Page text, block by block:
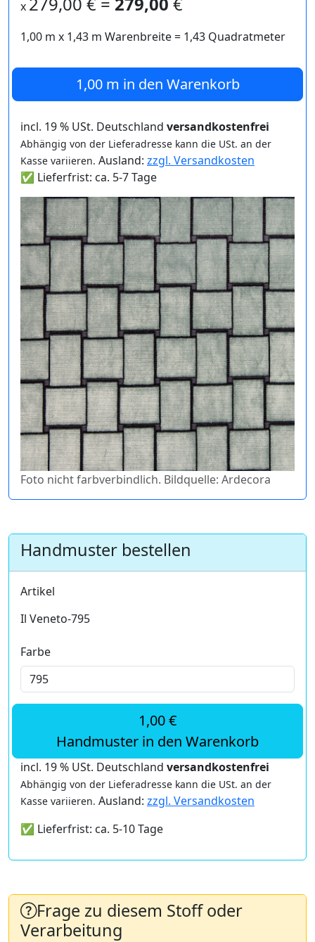
x
1,00 m x 1,43 m Warenbreite = 1,43 Quadratmeter
1,00 m in den Warenkorb
incl. 19 % USt. Deutschland versandkostenfrei
Abhängig von der Lieferadresse kann die USt. an der
Kasse variieren. Ausland: zzgl. Versandkosten
✅ Lieferfrist: ca. 5-7 Tage
Foto nicht farbverbindlich. Bildquelle: Ardecora
Handmuster bestellen
Artikel
Il Veneto-795
Farbe
1,00 €
Handmuster in den Warenkorb
incl. 19 % USt. Deutschland versandkostenfrei
Abhängig von der Lieferadresse kann die USt. an der
Kasse variieren. Ausland: zzgl. Versandkosten
✅ Lieferfrist: ca. 5-10 Tage
Frage zu diesem Stoff oder
Verarbeitung